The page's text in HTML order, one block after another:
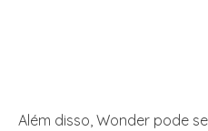
Além disso, Wonder pode